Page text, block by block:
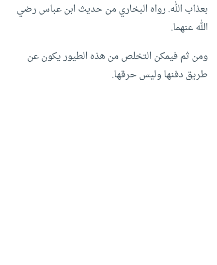
بعذاب الله. رواه البخاري من حديث ابن عباس رضي
الله عنهما.
ومن ثم فيمكن التخلص من هذه الطيور يكون عن
طريق دفنها وليس حرقها.